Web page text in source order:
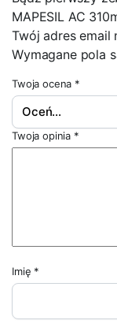
MAPESIL AC
Twój adres email
Wymagane pola
Twoja ocena *
Twoja opinia *
Imię *